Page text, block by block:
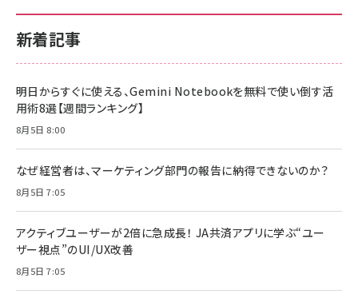
新着記事
明日からすぐに使える、Gemini Notebookを無料で使い倒す活
用術8選【週間ランキング】
8月5日 8:00
なぜ経営者は、マーケティング部門の報告に納得できないのか？
8月5日 7:05
アクティブユーザーが2倍に急成長！ JA共済アプリに学ぶ“ユー
ザー視点”のUI/UX改善
8月5日 7:05